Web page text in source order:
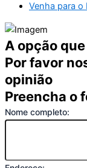
Venha para o
A opção
Por favor
opinião
Preencha o
Nome completo: